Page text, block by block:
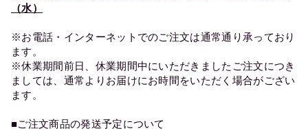
（水）
※お電話・インターネットでのご注文は通常通り承っており
ます。
※休業期間前日、休業期間中にいただきましたご注文につき
ましては、通常よりお届けにお時間をいただく場合がござい
ます。
■ご注文商品の発送予定について